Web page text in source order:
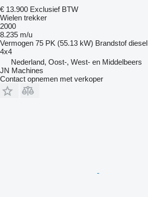
€ 13.900 Exclusief BTW
Wielen trekker
2000
8.235 m/u
Vermogen 75 PK (55.13 kW) Brandstof diesel
4x4
Nederland, Oost-, West- en Middelbeers
JN Machines
Contact opnemen met verkoper